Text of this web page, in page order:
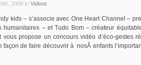
2009 in Videos
kids – s’associe avec One Heart Channel –
humanitaires – et Tudo Bom – créateur
propose un concours vidéo d’éco-gestes
façon de faire découvrir à nosÂ enfants